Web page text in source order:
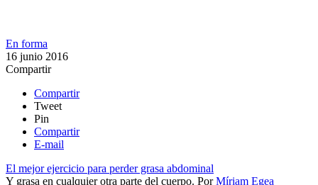
En forma
16 junio 2016
Compartir
Compartir
Tweet
Pin
Compartir
E-mail
El mejor ejercicio para perder grasa abdominal
​Y grasa en cualquier otra parte del cuerpo. PorMíriam Egea